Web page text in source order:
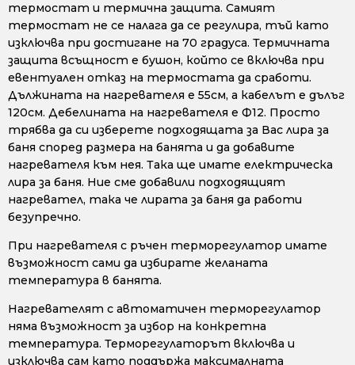
термостат и термична защита. Самият
термостат не се налага да се регулира, тъй като
изключва при достигане на 70 градуса. Термичната
защита всъщност е бушон, който се включва при
евентуален отказ на термостата да сработи.
Дължината на нагревателя е 55см, а кабелът е дълъг
120см. Дебелината на нагревателя е Ф12. Просто
трябва да си изберете подходящата за Вас лира за
баня според размера на банята и да добавите
нагревателя към нея. Така ще имате електрическа
лира за баня. Ние сме добавили подходящият
нагревател, така че лирата за баня да работи
безупречно.
При нагревателя с ръчен терморегулатор имате
възможност сами да избирате желаната
температура в банята.
Нагревателят с автоматичен терморегулатор
няма възможност за избор на конкретна
температура. Терморегулаторът включва и
изключва сам като поддържа максималната